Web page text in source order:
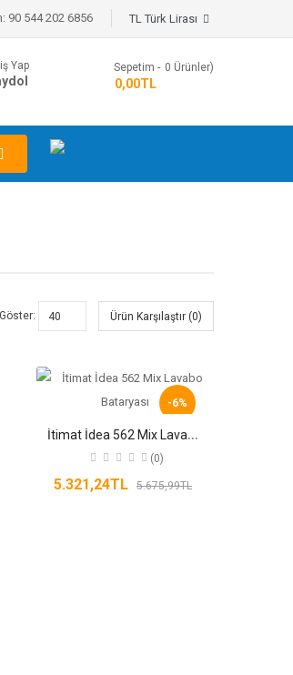
90 544 202 6856
Sepetim 0 Ürünler)
- 0,00TL
Yap
Göster: Ürün Karşılaştır (0)
-6%
İ
timat İdea 562 Mix Lavabo Bataryası
(0)
5.321,24TL 5.675,99TL